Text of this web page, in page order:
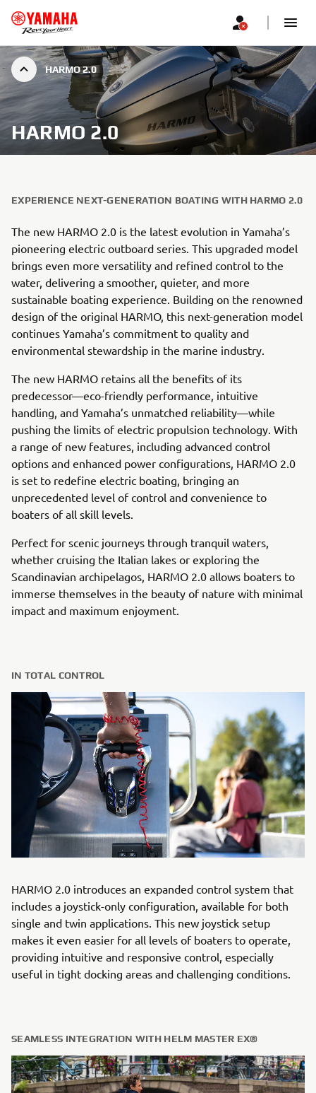
HARMO 2.0
HARMO 2.0
EXPERIENCE NEXT-GENERATION BOATING WITH HARMO 2.0
The new HARMO 2.0 is the latest evolution in Yamaha’s
pioneering electric outboard series. This upgraded model
brings even more versatility and refined control to the
water, delivering a smoother, quieter, and more
sustainable boating experience. Building on the renowned
design of the original HARMO, this next-generation model
continues Yamaha’s commitment to quality and
environmental stewardship in the marine industry.
The new HARMO retains all the benefits of its
predecessor—eco-friendly performance, intuitive
handling, and Yamaha’s unmatched reliability—while
pushing the limits of electric propulsion technology. With
a range of new features, including advanced control
options and enhanced power configurations, HARMO 2.0
is set to redefine electric boating, bringing an
unprecedented level of control and convenience to
boaters of all skill levels.
Perfect for scenic journeys through tranquil waters,
whether cruising the Italian lakes or exploring the
Scandinavian archipelagos, HARMO 2.0 allows boaters to
immerse themselves in the beauty of nature with minimal
impact and maximum enjoyment.
IN TOTAL CONTROL
HARMO 2.0 introduces an expanded control system that
includes a joystick-only configuration, available for both
single and twin applications. This new joystick setup
makes it even easier for all levels of boaters to operate,
providing intuitive and responsive control, especially
useful in tight docking areas and challenging conditions.
SEAMLESS INTEGRATION WITH HELM MASTER EX®